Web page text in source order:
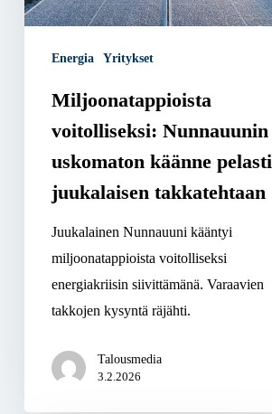
pelasti
takkatehtaan
Energia Yritykset
Miljoonatappioista
voitolliseksi: Nunnauunin
uskomaton käänne pelasti
juukalaisen takkatehtaan
Juukalainen Nunnauuni kääntyi
miljoonatappioista voitolliseksi
energiakriisin siivittämänä. Varaavien
takkojen kysyntä räjähti.
Talousmedia
3.2.2026